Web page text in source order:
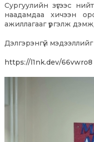
Сургуулийн зүгээс
наадамдаа хичээн
ажиллагааг үргэлж
Дэлгэрэнгүй
https://l1nk.dev/66vwro8